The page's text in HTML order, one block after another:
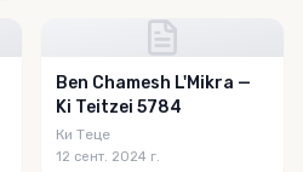
Ben Chamesh L'Mikra —
Ki Teitzei 5784
Ки Теце
12 сент. 2024 г.